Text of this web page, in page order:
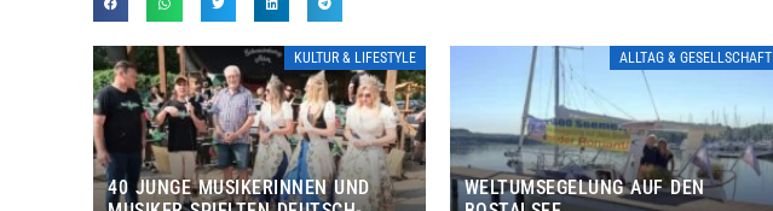
KULTUR & LIFESTYLE
40 JUNGE MUSIKERINNEN UND
ALLTAG & GESELLSCHAFT
WELTUMSEGELUNG AUF DEN